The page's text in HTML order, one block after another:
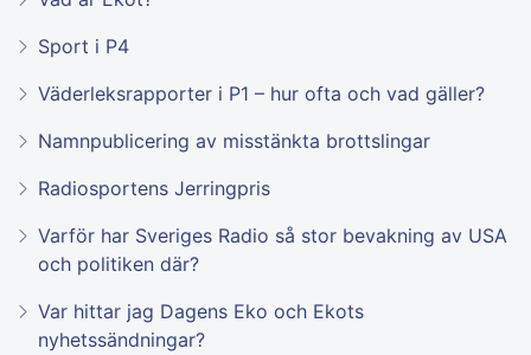
Sport i P4
Väderleksrapporter i P1 – hur ofta och vad gäller?
Namnpublicering av misstänkta brottslingar
Radiosportens Jerringpris
Varför har Sveriges Radio så stor bevakning av USA
och politiken där?
Var hittar jag Dagens Eko och Ekots
nyhetssändningar?